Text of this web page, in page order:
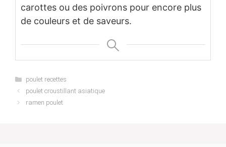
carottes ou des poivrons pour encore plus
de couleurs et de saveurs.
Categories
poulet recettes
poulet croustillant asiatique
ramen poulet